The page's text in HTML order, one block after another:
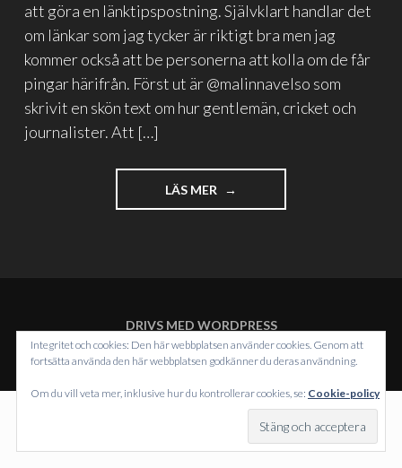
att göra en länktipspostning. Självklart handlar det
om länkar som jag tycker är riktigt bra men jag
kommer också att be personerna att kolla om de får
pingar härifrån. Först ut är @malinnavelso som
skrivit en skön text om hur gentlemän, cricket och
journalister. Att […]
LÄS MER
"LÄNKGODIS
OCH
DRIVS MED WORDPRESS
TEMA: INTERGALACTIC AVWORDPRESS.COM.
Integritet och cookies: Den här webbplatsen använder cookies. Genom att
fortsätta använda den här webbplatsen godkänner du deras användning.
Om du vill veta mer, inklusive hur du kontrollerar cookies, se: Cookie-policy